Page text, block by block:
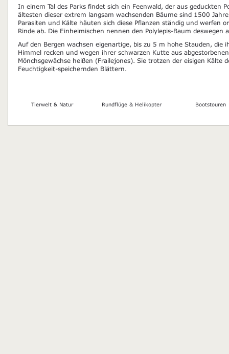
In einem Tal des Parks findet sich ein Feenwald, der aus geduckten
ältesten dieser extrem langsam wachsenden Bäume sind 1500
Parasiten und Kälte häuten sich diese Pflanzen ständig und werfen
Rinde ab. Die Einheimischen nennen den Polylepis-Baum deswegen
Auf den Bergen wachsen eigenartige, bis zu 5 m hohe Stauden, die
Himmel recken und wegen ihrer schwarzen Kutte aus
Mönchsgewächse heißen (Frailejones). Sie trotzen der eisigen Kälte
Feuchtigkeit-speichernden Blättern.
Tierwelt & Natur Rundflüge & Helikopter Bootstouren